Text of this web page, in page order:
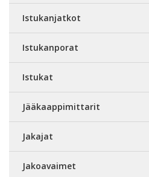
Istukanjatkot
Istukanporat
Istukat
Jääkaappimittarit
Jakajat
Jakoavaimet